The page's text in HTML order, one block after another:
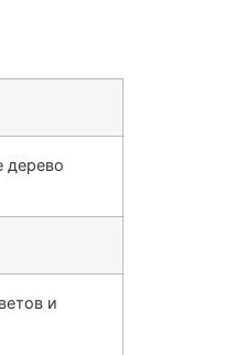
дерево
и